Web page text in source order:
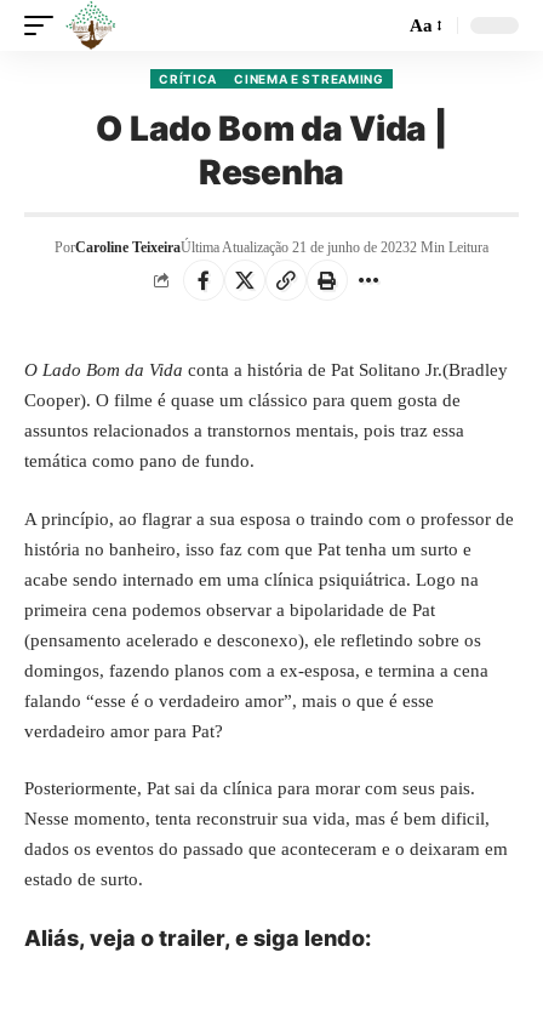
Aa
CRÍTICA CINEMA E STREAMING
O Lado Bom da Vida |
Resenha
PorCaroline TeixeiraÚltima Atualização 21 de junho de 20232 Min Leitura
O Lado Bom da Vida conta a história de Pat Solitano Jr.(Bradley
Cooper). O filme é quase um clássico para quem gosta de
assuntos relacionados a transtornos mentais, pois traz essa
temática como pano de fundo.
A princípio, ao flagrar a sua esposa o traindo com o professor de
história no banheiro, isso faz com que Pat tenha um surto e
acabe sendo internado em uma clínica psiquiátrica. Logo na
primeira cena podemos observar a bipolaridade de Pat
(pensamento acelerado e desconexo), ele refletindo sobre os
domingos, fazendo planos com a ex-esposa, e termina a cena
falando “esse é o verdadeiro amor”, mais o que é esse
verdadeiro amor para Pat?
Posteriormente, Pat sai da clínica para morar com seus pais.
Nesse momento, tenta reconstruir sua vida, mas é bem dificil,
dados os eventos do passado que aconteceram e o deixaram em
estado de surto.
Aliás, veja o trailer, e siga lendo: